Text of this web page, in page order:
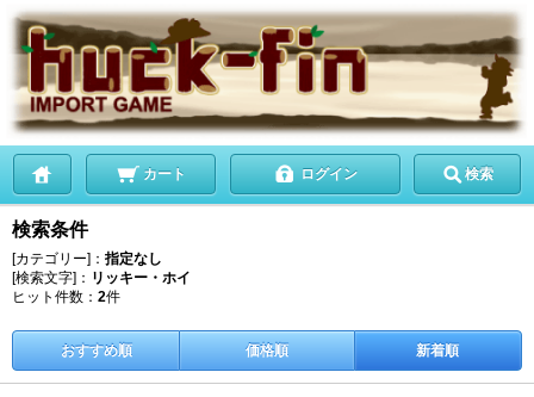
カート ログイン 検索
検索条件
[カテゴリー]： 指定なし
[検索文字]： リッキー・ホイ
ヒット件数： 2件
おすすめ順 価格順 新着順